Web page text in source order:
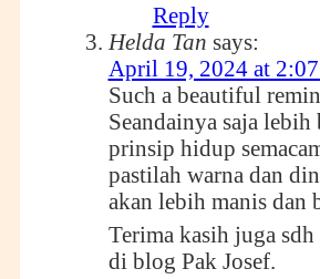
Reply
Helda Tan says:
April 19, 2024 at
Such a beautiful
Seandainya saja
prinsip hidup
pastilah warna dan
akan lebih manis dan
Terima kasih juga
di blog Pak Josef.